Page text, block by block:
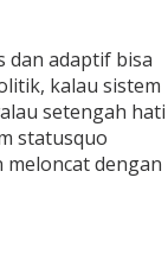
dan adaptif bisa
kalau sistem
setengah hati
statusquo
meloncat dengan